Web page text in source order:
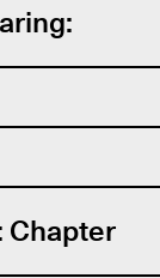
Chapter